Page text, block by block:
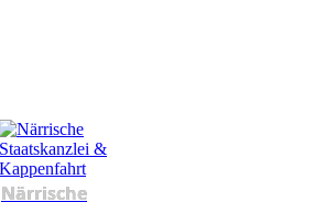
Närrische